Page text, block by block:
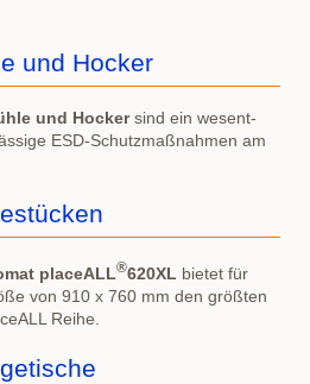
und Hocker
und Hockersind ein wesent-
ESD-Schutzmaßnahmen am
placeALL®620XL bietet für
von 910 x 760 mm den größten
Reihe.